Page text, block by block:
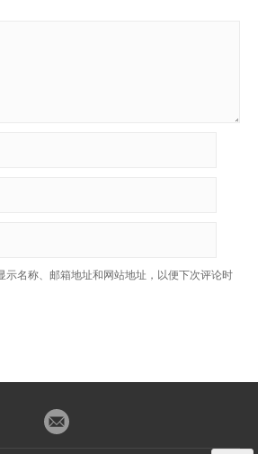
示名称、邮箱地址和网站地址，以便下次评论时